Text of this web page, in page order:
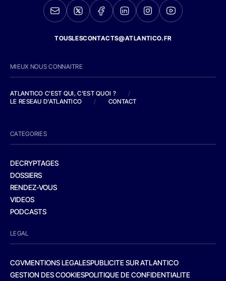
TOUSLESCONTACTS@ATLANTICO.FR
MIEUX NOUS CONNAITRE
ATLANTICO C'EST QUI, C'EST QUOI ?
/
LE RESEAU D'ATLANTICO
/ CONTACT
CATEGORIES
DECRYPTAGES
DOSSIERS
RENDEZ-VOUS
VIDEOS
PODCASTS
LEGAL
CGVMENTIONS LEGALESPUBLICITE SUR ATLANTICO
GESTION DES COOKIESPOLITIQUE DE CONFIDENTIALITE